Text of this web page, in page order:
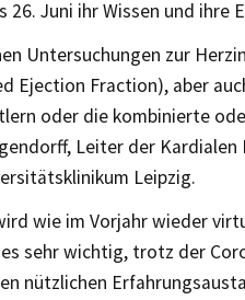
26. Juni ihr Wissen und ihre
Untersuchungen zur
Ejection Fraction), aber
oder die kombinierte
Leiter der
Leipzig.
wie im Vorjahr wieder
sehr wichtig, trotz der
nützlichen